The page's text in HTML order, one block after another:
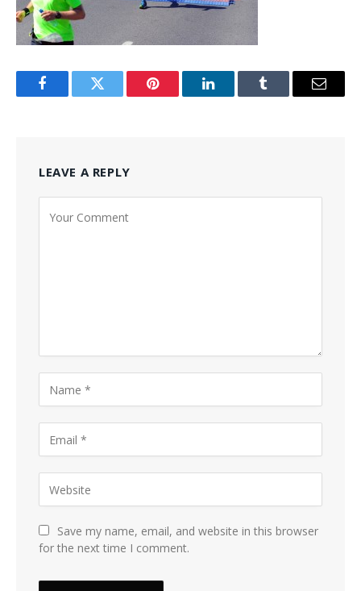
FacebookTwitter Pinterest LinkedInTumblr Email
LEAVE A REPLY
Save my name, email, and website in this browser
for the next time I comment.